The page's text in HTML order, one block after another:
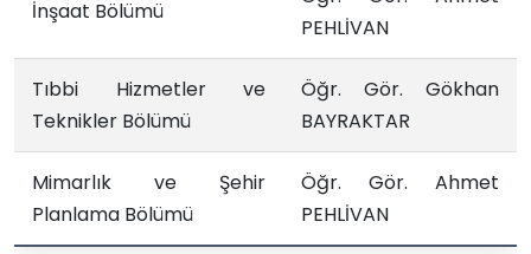
İnşaat Bölümü
PEHLİVAN
Tıbbi Hizmetler ve
Teknikler Bölümü
Öğr. Gör. Gökhan
BAYRAKTAR
Mimarlık ve Şehir
Planlama Bölümü
Öğr. Gör. Ahmet
PEHLİVAN